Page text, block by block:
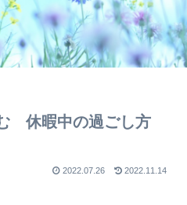
休暇中の過ごし方
2022.07.26 2022.11.14